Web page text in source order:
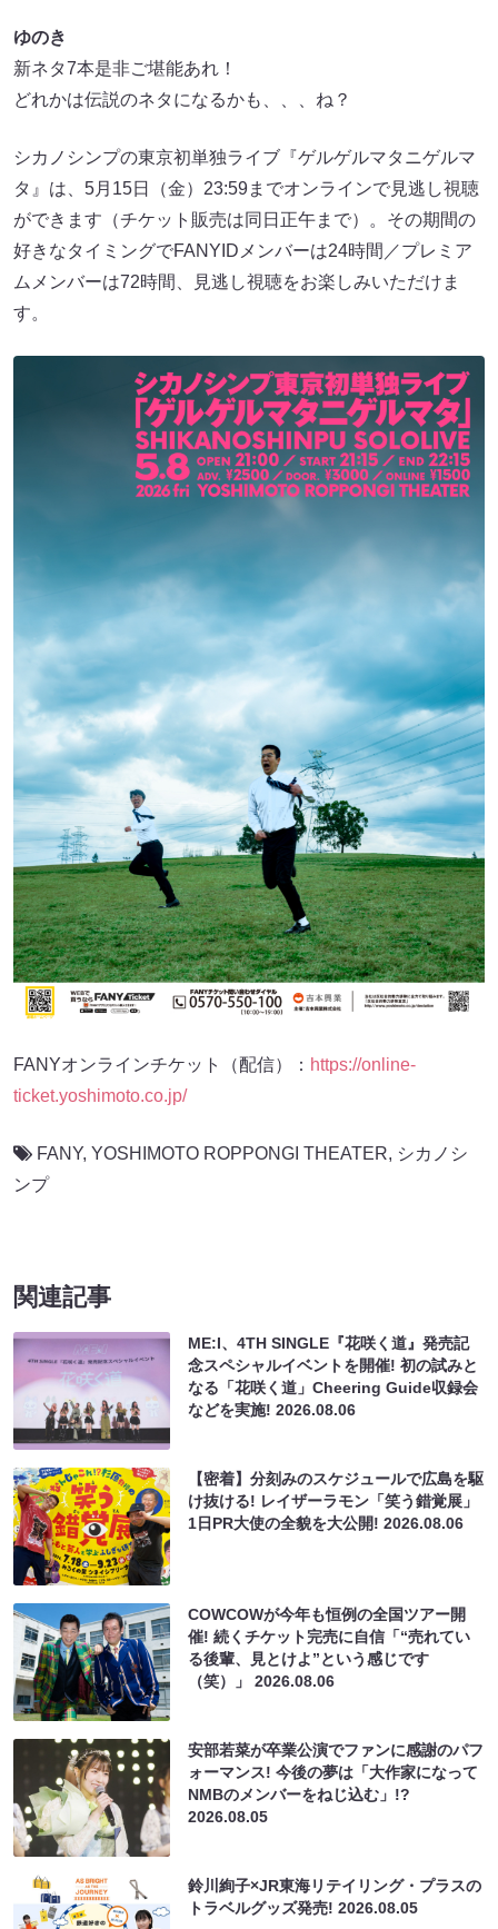
ゆのき
新ネタ7本是非ご堪能あれ！
どれかは伝説のネタになるかも、、、ね？
シカノシンプの東京初単独ライブ『ゲルゲルマタニゲルマ
タ』は、5月15日（金）23:59までオンラインで見逃し視聴
ができます（チケット販売は同日正午まで）。その期間の
好きなタイミングでFANYIDメンバーは24時間／プレミア
ムメンバーは72時間、見逃し視聴をお楽しみいただけま
す。
FANYオンラインチケット（配信）： https://online-
ticket.yoshimoto.co.jp/
FANY, YOSHIMOTO ROPPONGI THEATER, シカノシ
ンプ
関連記事
ME:I、4TH SINGLE『花咲く道』発売記
念スペシャルイベントを開催! 初の試みと
なる「花咲く道」Cheering Guide収録会
などを実施!2026.08.06
【密着】分刻みのスケジュールで広島を駆
け抜ける! レイザーラモン「笑う錯覚展」
1日PR大使の全貌を大公開!2026.08.06
COWCOWが今年も恒例の全国ツアー開
催! 続くチケット完売に自信「“売れてい
る後輩、見とけよ”という感じです
（笑）」2026.08.06
安部若菜が卒業公演でファンに感謝のパフ
ォーマンス! 今後の夢は「大作家になって
NMBのメンバーをねじ込む」!?
2026.08.05
鈴川絢子×JR東海リテイリング・プラスの
トラベルグッズ発売!2026.08.05